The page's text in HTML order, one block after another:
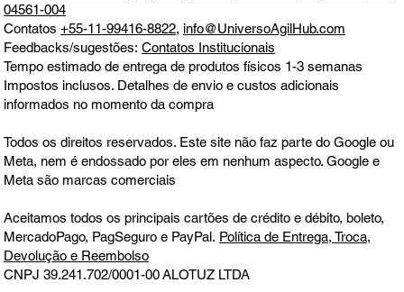
04561-004
Contatos+55-11-99416-8822, info@UniversoAgilHub.com
Feedbacks/sugestões:Contatos Institucionais
Tempo estimado de entrega de produtos físicos 1-3 semanas
Impostos inclusos. Detalhes de envio e custos adicionais
informados no momento da compra
Todos os direitos reservados. Este site não faz parte do Google ou
Meta, nem é endossado por eles em nenhum aspecto. Google e
Meta são marcas comerciais
Aceitamos todos os principais cartões de crédito e débito, boleto,
MercadoPago, PagSeguro e PayPal. Política de Entrega, Troca,
Devolução e Reembolso
CNPJ 39.241.702/0001-00ALOTUZ LTDA